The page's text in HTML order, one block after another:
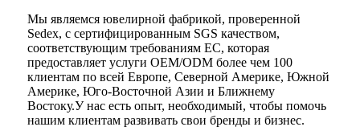
Мы являемся ювелирной фабрикой, проверенной
Sedex, с сертифицированным SGS качеством,
соответствующим требованиям ЕС, которая
предоставляет услуги OEM/ODM более чем 100
клиентам по всей Европе, Северной Америке, Южной
Америке, Юго-Восточной Азии и Ближнему
Востоку.У нас есть опыт, необходимый, чтобы помочь
нашим клиентам развивать свои бренды и бизнес.